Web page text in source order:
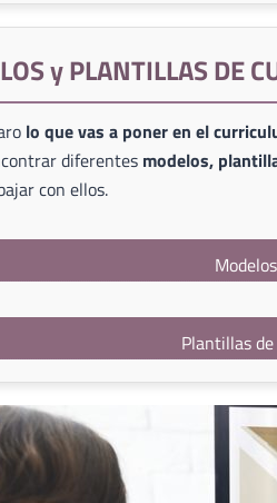
y PLANTILLAS DE
lo que vas a poner en el
diferentes modelos,
con ellos.
Plantillas